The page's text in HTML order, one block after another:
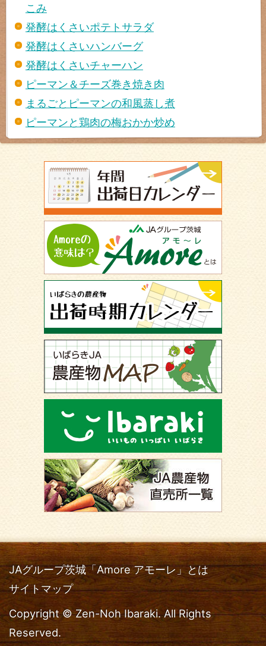
こみ
発酵はくさいポテトサラダ
発酵はくさいハンバーグ
発酵はくさいチャーハン
ピーマン＆チーズ巻き焼き肉
まるごとピーマンの和風蒸し煮
ピーマンと鶏肉の梅おかか炒め
JAグループ茨城「Amore アモーレ」とは
サイトマップ
Copyright © Zen-Noh Ibaraki. All Rights
Reserved.